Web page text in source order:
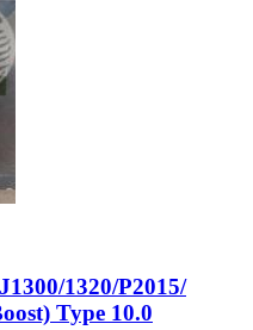
1320/P2015/
Type 10.0